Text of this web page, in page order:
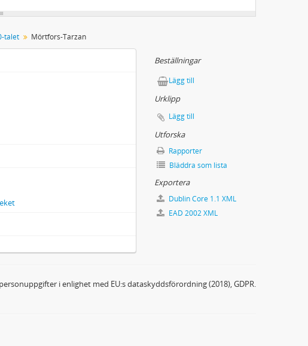
talet Mörtfors-Tarzan
Beställningar
Lägg till
Urklipp
Lägg till
Utforska
Rapporter
Bläddra som lista
Exportera
Dublin Core 1.1 XML
EAD 2002 XML
i enlighet med EU:s dataskyddsförordning (2018), GDPR.